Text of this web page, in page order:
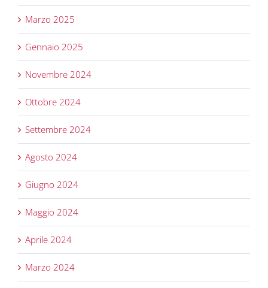
Marzo 2025
Gennaio 2025
Novembre 2024
Ottobre 2024
Settembre 2024
Agosto 2024
Giugno 2024
Maggio 2024
Aprile 2024
Marzo 2024